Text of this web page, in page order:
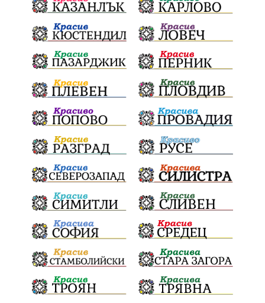
почит Актуално История
Конституционен съд ВиК Стефан Апостолов
Радослав Ревански пострадали МРРБ
ИвелинМихайлов АнгелинаПопова
Социална политика партия "Мафия" Съд
Сигурност Училища Доброволци
културно наследство Задържане под стража
Хаджидимово РуменРадев автомобил
Росен Желязков справедливост
#Земеделие социални услуги